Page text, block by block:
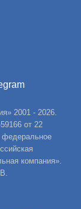
2001 - 2026.
от 22
федеральное
компания».